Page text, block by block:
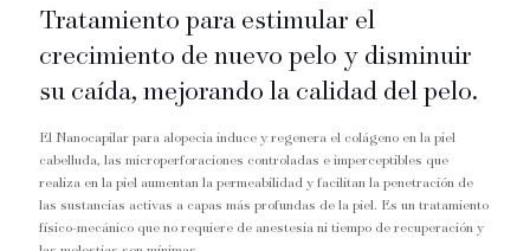
Tratamiento para estimular el
crecimiento de nuevo pelo y disminuir
su caída, mejorando la calidad del pelo.
El Nanocapilar para alopecia induce y regenera el colágeno en la piel
cabelluda, las microperforaciones controladas e imperceptibles que
realiza en la piel aumentan la permeabilidad y facilitan la penetración de
las sustancias activas a capas más profundas de la piel. Es un tratamiento
físico-mecánico que no requiere de anestesia ni tiempo de recuperación y